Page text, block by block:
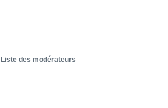
Liste des modérateurs